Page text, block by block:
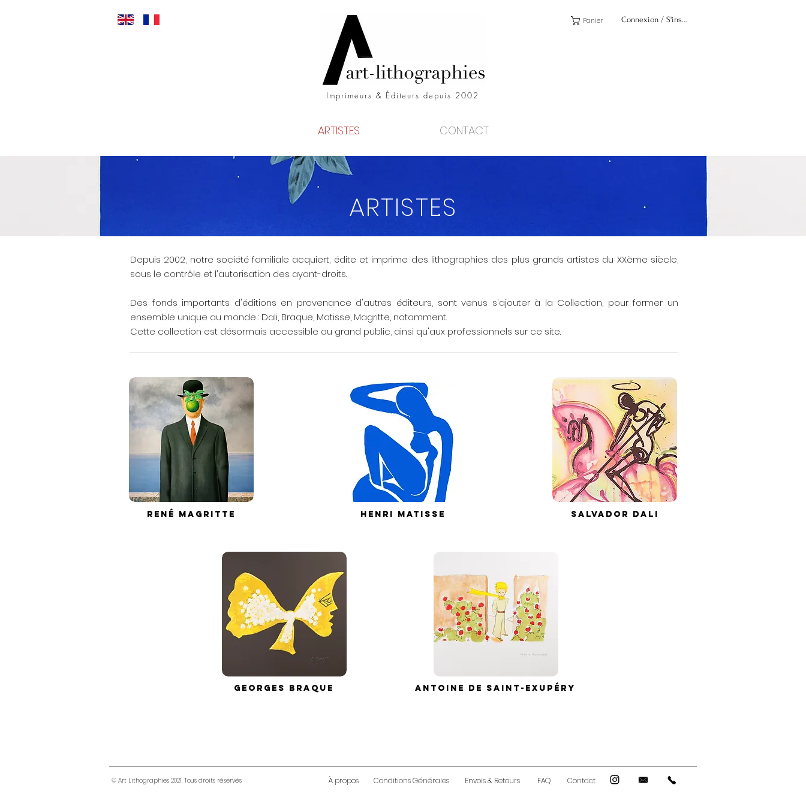
Panier Connexion / S'inscrire
Imprimeurs & Éditeurs depuis 2002
ARTISTES CONTACT
ARTISTES
Depuis 2002, notre société familiale acquiert, édite et imprime des lithographies des plus grands artistes du XXème siècle,
sous le contrôle et l'autorisation des ayant-droits.
Des fonds importants d'éditions en provenance d'autres éditeurs, sont venus s'ajouter à la Collection, pour former un
ensemble unique au monde : Dali, Braque, Matisse, Magritte, notamment.
Cette collection est désormais accessible au grand public, ainsi qu'aux professionnels sur ce site.
René MAGRITTE Henri MATISSE Salvador DALI
Georges BRAQUE Antoine de SAINT-EXUPÉRY
© Art Lithographies 2021. Tous droits réservés À propos Conditions Générales Envois & Retours FAQ Contact